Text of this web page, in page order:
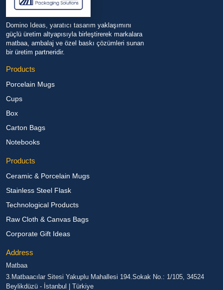
Domino Ideas, yaratıcı tasarım yaklaşımını
güçlü üretim altyapısıyla birleştirerek markalara
matbaa, ambalaj ve özel baskı çözümleri sunan
bir üretim partneridir.
Products
Porcelain Mugs
Cups
Box
Carton Bags
Notebooks
Products
Ceramic & Porcelain Mugs
Stainless Steel Flask
Technological Products
Raw Cloth & Canvas Bags
Corporate Gift Ideas
Address
Matbaa
3.Matbaacılar Sitesi Yakuplu Mahallesi 194.Sokak No.: 1/105, 34524
Beylikdüzü - İstanbul | Türkiye